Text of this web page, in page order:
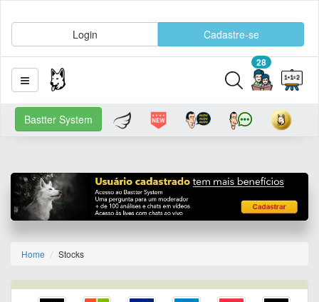
Login Cadastre-se
28
Bastter System
Home Stocks